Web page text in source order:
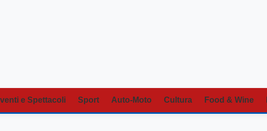
e Spettacoli Sport Auto-Moto Cultura Food & Wine